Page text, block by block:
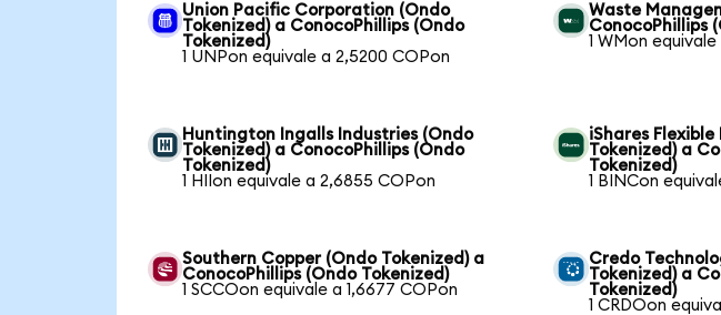
Union Pacific Corporation (Ondo
Tokenized) a ConocoPhillips (Ondo
Tokenized)
1 UNPon equivale a 2,5200 COPon
Waste
ConocoPhillips
1 WMon
Huntington Ingalls Industries (Ondo
Tokenized) a ConocoPhillips (Ondo
Tokenized)
1 HIIon equivale a 2,6855 COPon
iShares
Tokenized) a
Tokenized)
1 BINCon
Southern Copper (Ondo Tokenized) a
ConocoPhillips (Ondo Tokenized)
1 SCCOon equivale a 1,6677 COPon
Credo
Tokenized) a
Tokenized)
1 CRDOon